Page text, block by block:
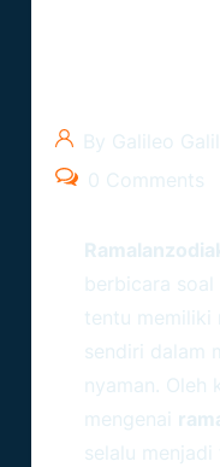
By Galileo
0 Comments
berbicara
tentu memiliki
sendiri dalam
nyaman. Oleh
mengenai
selalu